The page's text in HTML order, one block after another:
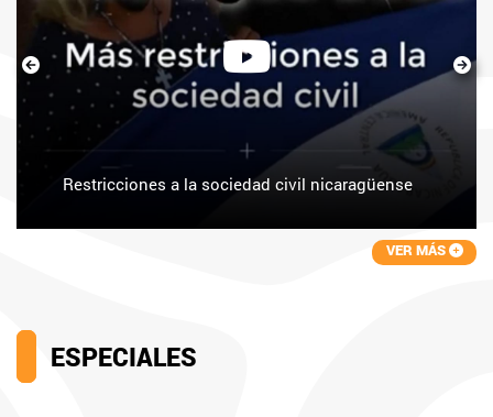
Restricciones a la sociedad civil nicaragüense
VER MÁS
ESPECIALES